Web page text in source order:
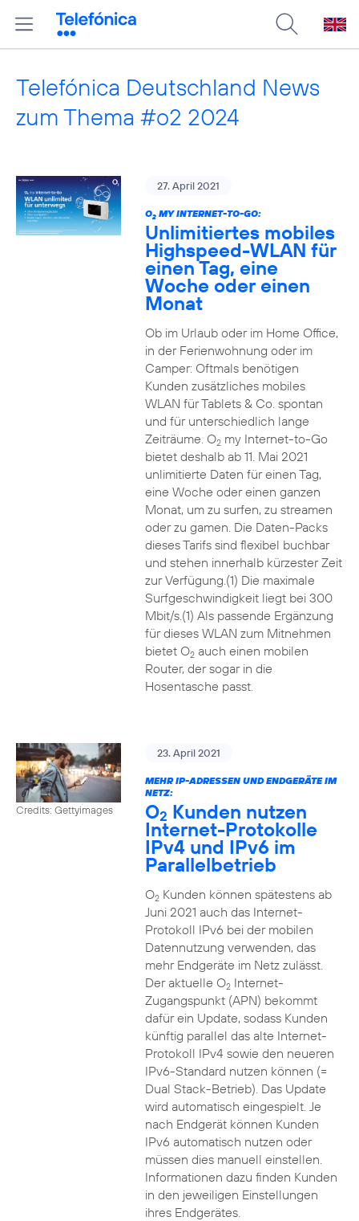
Telefónica Deutschland News
zum Thema #o2 2024
27. April 2021
O2MY INTERNET-TO-GO:
Unlimitiertes mobiles
Highspeed-WLAN für
einen Tag, eine
Woche oder einen
Monat
Ob im Urlaub oder im Home Office,
in der Ferienwohnung oder im
Camper: Oftmals benötigen
Kunden zusätzliches mobiles
WLAN für Tablets & Co. spontan
und für unterschiedlich lange
Zeiträume. O2my Internet-to-Go
bietet deshalb ab 11. Mai 2021
unlimitierte Daten für einen Tag,
eine Woche oder einen ganzen
Monat, um zu surfen, zu streamen
oder zu gamen. Die Daten-Packs
dieses Tarifs sind flexibel buchbar
und stehen innerhalb kürzester Zeit
zur Verfügung.(1) Die maximale
Surfgeschwindigkeit liegt bei 300
Mbit/s.(1) Als passende Ergänzung
für dieses WLAN zum Mitnehmen
bietet O2auch einen mobilen
Router, der sogar in die
Hosentasche passt.
Credits: Gettyimages
23. April 2021
MEHR IP-ADRESSEN UND ENDGERÄTE IM
NETZ:
O2 Kunden nutzen
Internet-Protokolle
IPv4 und IPv6 im
Parallelbetrieb
O2Kunden können spätestens ab
Juni 2021 auch das Internet-
Protokoll IPv6 bei der mobilen
Datennutzung verwenden, das
mehr Endgeräte im Netz zulässt.
Der aktuelle O2Internet-
Zugangspunkt (APN) bekommt
dafür ein Update, sodass Kunden
künftig parallel das alte Internet-
Protokoll IPv4 sowie den neueren
IPv6-Standard nutzen können (=
Dual Stack-Betrieb). Das Update
wird automatisch eingespielt. Je
nach Endgerät können Kunden
IPv6 automatisch nutzen oder
müssen dies manuell einstellen.
Informationen dazu finden Kunden
in den jeweiligen Einstellungen
ihres Endgerätes.